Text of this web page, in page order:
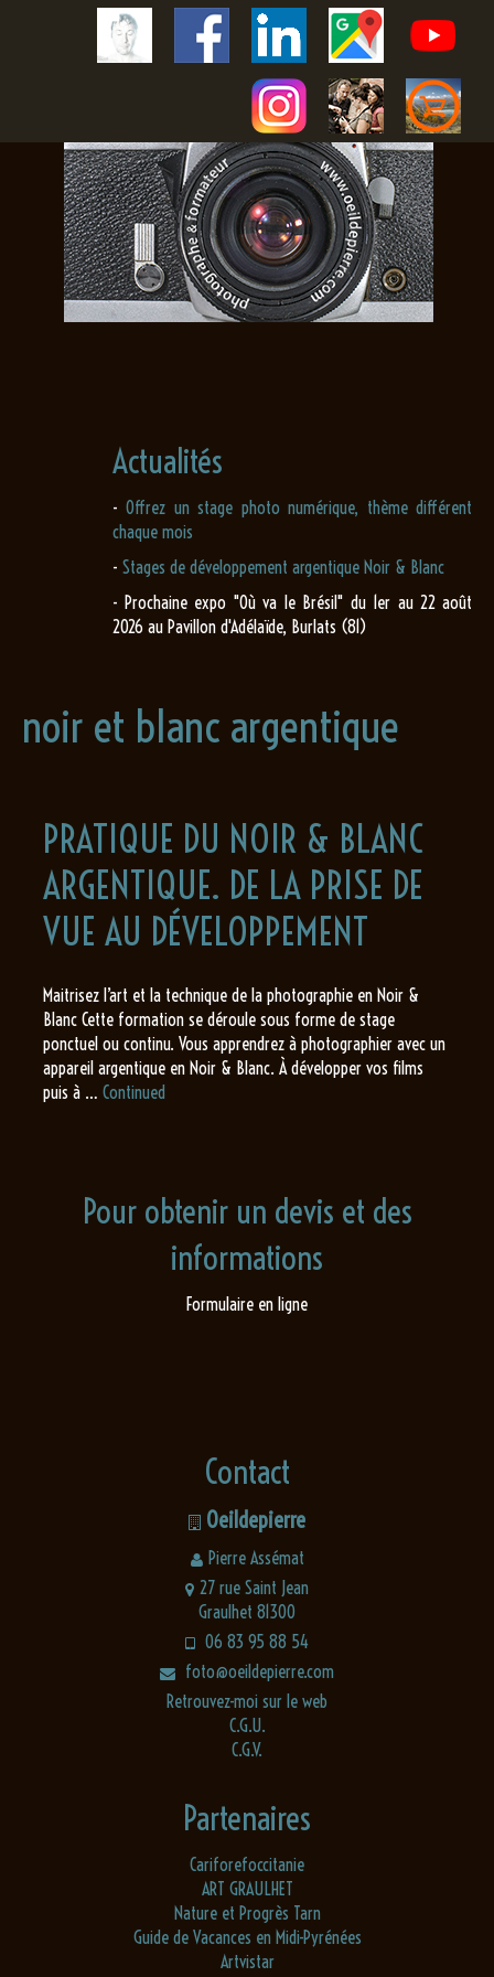
Actualités
-Offrez un stage photo numérique, thème différent
chaque mois
- Stages de développement argentique Noir & Blanc
- Prochaine expo "Où va le Brésil" du 1er au 22 août
2026 au Pavillon d'Adélaïde, Burlats (81)
noir et blanc argentique
PRATIQUE DU NOIR & BLANC
ARGENTIQUE. DE LA PRISE DE
VUE AU DÉVELOPPEMENT
Maitrisez l’art et la technique de la photographie en Noir &
Blanc Cette formation se déroule sous forme de stage
ponctuel ou continu. Vous apprendrez à photographier avec un
appareil argentique en Noir & Blanc. À développer vos films
puis à … Continued
Pour obtenir un devis et des
informations
Formulaire en ligne
Contact
Oeildepierre
Pierre Assémat
27 rue Saint Jean
Graulhet 81300
06 83 95 88 54
foto@oeildepierre.com
Retrouvez-moi sur le web
C.G.U.
C.G.V.
Partenaires
Cariforefoccitanie
ART GRAULHET
Nature et Progrès Tarn
Guide de Vacances en Midi-Pyrénées
Artvistar